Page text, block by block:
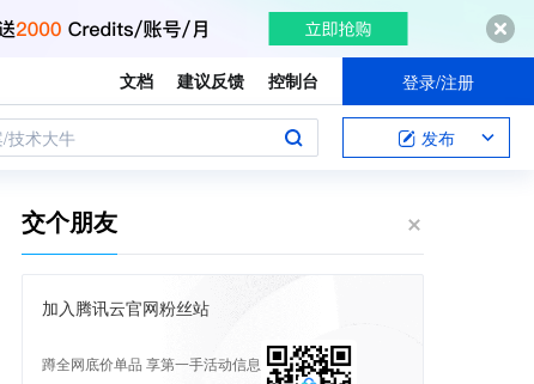
文档 建议反馈 控制台 登录/注册
技术大牛 发布
交个朋友
加入腾讯云官网粉丝站
蹲全网底价单品 享第一手活动信息